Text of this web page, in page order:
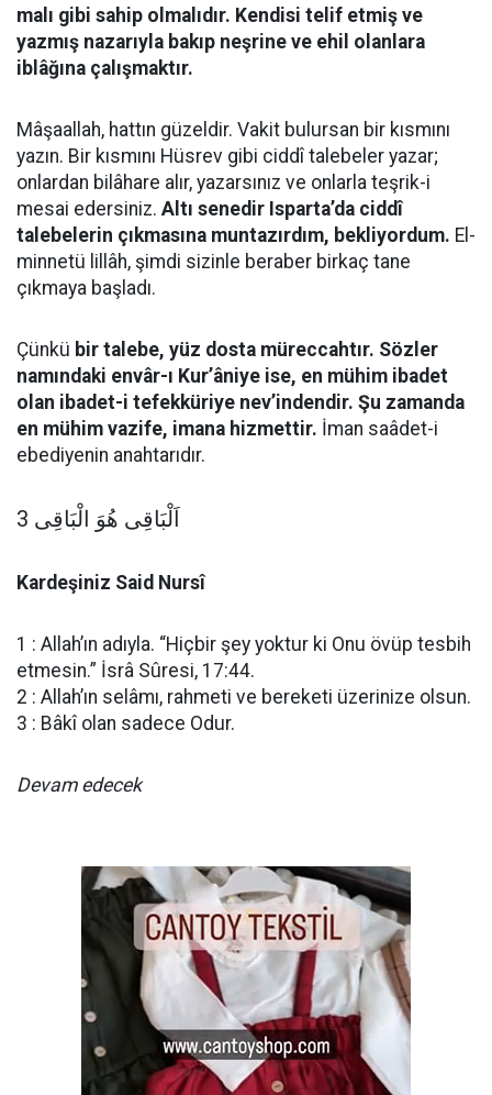
malı gibi sahip olmalıdır. Kendisi telif etmiş ve
yazmış nazarıyla bakıp neşrine ve ehil olanlara
iblâğına çalışmaktır.
Mâşaallah, hattın güzeldir. Vakit bulursan bir kısmını
yazın. Bir kısmını Hüsrev gibi ciddî talebeler yazar;
onlardan bilâhare alır, yazarsınız ve onlarla teşrik-i
mesai edersiniz. Altı senedir Isparta’da ciddî
talebelerin çıkmasına muntazırdım, bekliyordum. El-
minnetü lillâh, şimdi sizinle beraber birkaç tane
çıkmaya başladı.
Çünkü bir talebe, yüz dosta müreccahtır. Sözler
namındaki envâr-ı Kur’âniye ise, en mühim ibadet
olan ibadet-i tefekküriye nev’indendir. Şu zamanda
en mühim vazife, imana hizmettir. İman saâdet-i
ebediyenin anahtarıdır.
3 اَلْبَاقِى هُوَ الْبَاقِى
Kardeşiniz Said Nursî
1 : Allah’ın adıyla. “Hiçbir şey yoktur ki Onu övüp tesbih
etmesin.” İsrâ Sûresi, 17:44.
2 : Allah’ın selâmı, rahmeti ve bereketi üzerinize olsun.
3 : Bâkî olan sadece Odur.
Devam edecek